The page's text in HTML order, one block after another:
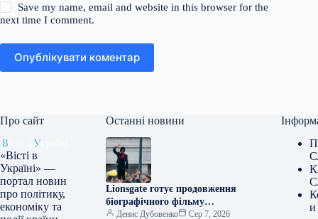
Save my name, email and website in this browser for the
next time I comment.
Опублікувати коментар
Про сайт
«Вісті в
Україні» —
портал новин
про політику,
економіку та
Останні новини
Lionsgate готує продовження
біографічного фільму
“Майкл”
Денис Дубовенко Сер 7, 2026
и